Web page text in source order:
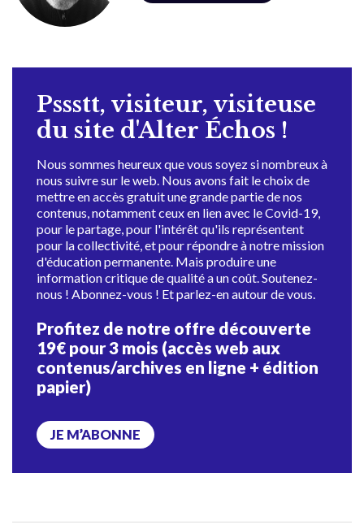
Pssstt, visiteur, visiteuse
du site d'Alter Échos !
Nous sommes heureux que vous soyez si nombreux à
nous suivre sur le web. Nous avons fait le choix de
mettre en accès gratuit une grande partie de nos
contenus, notamment ceux en lien avec le Covid-19,
pour le partage, pour l'intérêt qu'ils représentent
pour la collectivité, et pour répondre à notre mission
d'éducation permanente. Mais produire une
information critique de qualité a un coût. Soutenez-
nous ! Abonnez-vous ! Et parlez-en autour de vous.
Profitez de notre offre découverte
19€ pour 3 mois (accès web aux
contenus/archives en ligne + édition
papier)
JE M’ABONNE